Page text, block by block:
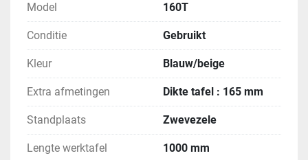
Model 160T
Conditie Gebruikt
Kleur Blauw/beige
Extra afmetingen Dikte tafel : 165 mm
Standplaats Zwevezele
Lengte werktafel 1000 mm